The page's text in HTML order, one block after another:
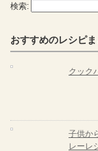
検索:
おすすめのレシピ
クック
子供か
レーレ